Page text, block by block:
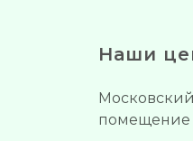
Наши
помещение